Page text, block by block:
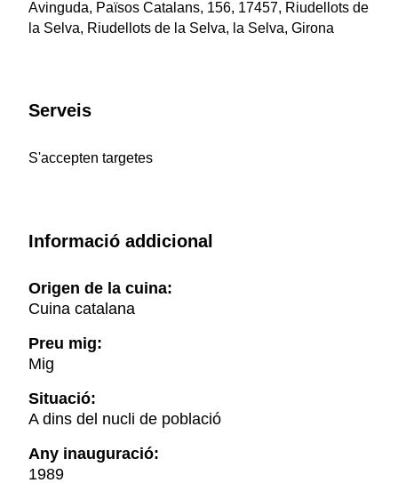
Avinguda, Països Catalans, 156, 17457, Riudellots de
la Selva, Riudellots de la Selva, la Selva, Girona
Serveis
S'accepten targetes
Informació addicional
Origen de la cuina:
Cuina catalana
Preu mig:
Mig
Situació:
A dins del nucli de població
Any inauguració:
1989